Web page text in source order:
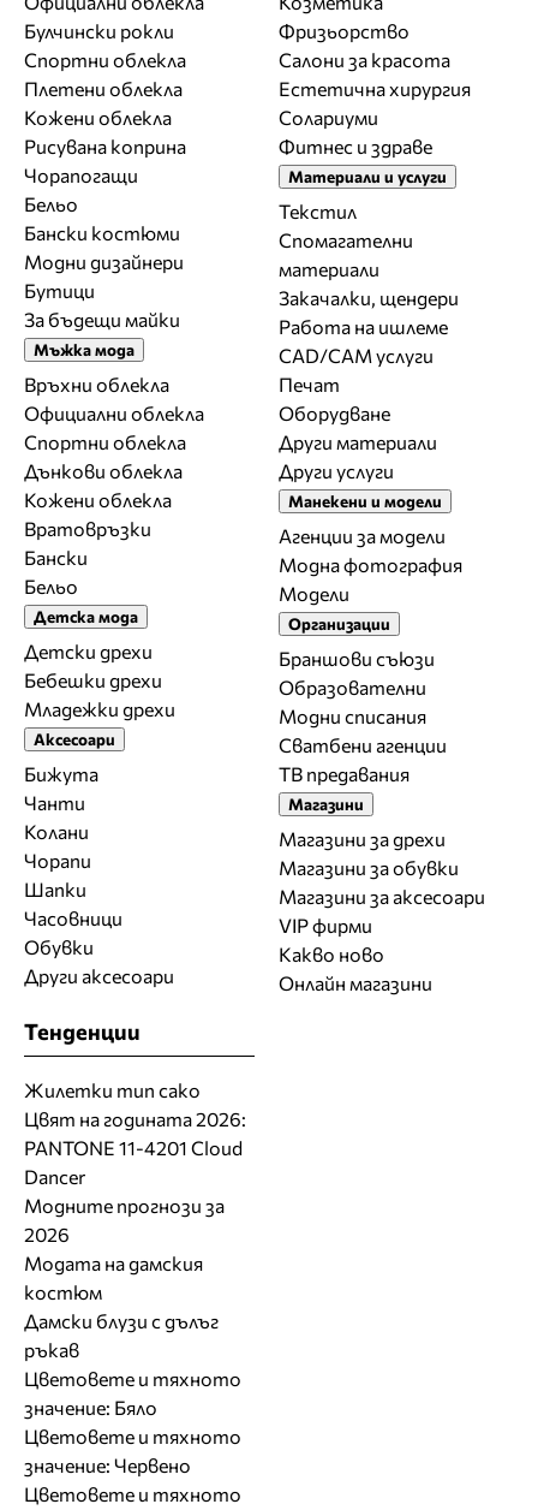
Булчински рокли
Спортни облекла
Плетени облекла
Кожени облекла
Рисувана коприна
Чорапогащи
Бельо
Бански костюми
Модни дизайнери
Бутици
За бъдещи майки
Мъжка мода
Връхни облекла
Официални облекла
Спортни облекла
Дънкови облекла
Кожени облекла
Вратовръзки
Бански
Бельо
Детска мода
Детски дрехи
Бебешки дрехи
Младежки дрехи
Аксесоари
Бижута
Чанти
Колани
Чорапи
Шапки
Часовници
Обувки
Други аксесоари
Фризьорство
Салони за красота
Естетична хирургия
Солариуми
Фитнес и здраве
Материали и услуги
Текстил
Спомагателни
материали
Закачалки, щендери
Работа на ишлеме
CAD/CAM услуги
Печат
Оборудване
Други материали
Други услуги
Манекени и модели
Агенции за модели
Модна фотография
Модели
Организации
Браншови съюзи
Образователни
Модни списания
Сватбени агенции
ТВ предавания
Магазини
Магазини за дрехи
Магазини за обувки
Магазини за aксесоари
VIP фирми
Какво ново
Онлайн магазини
Тенденции
Жилетки тип сако
Цвят на годината 2026:
PANTONE 11-4201 Cloud
Dancer
Модните прогнози за
2026
Модата на дамския
костюм
Дамски блузи с дълъг
ръкав
Цветовете и тяхното
значение: Бяло
Цветовете и тяхното
значение: Червено
Цветовете и тяхното